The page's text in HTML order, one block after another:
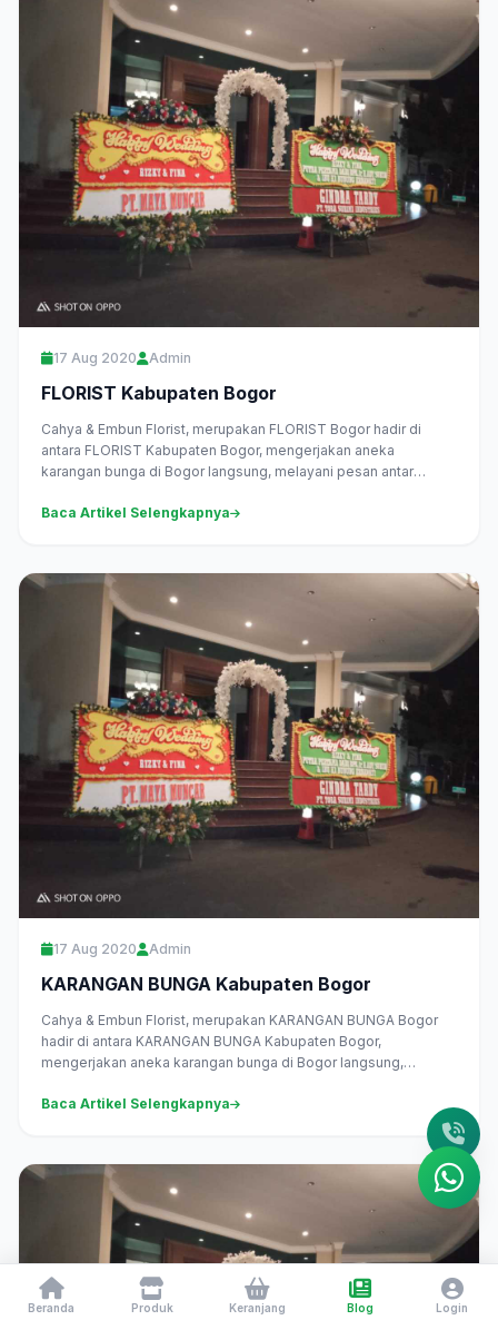
17 Aug 2020 Admin
FLORIST Kabupaten Bogor
Cahya & Embun Florist, merupakan FLORIST Bogor hadir di
antara FLORIST Kabupaten Bogor, mengerjakan aneka
karangan bunga di Bogor langsung, melayani pesan antar
Baca Artikel Selengkapnya
17 Aug 2020 Admin
KARANGAN BUNGA Kabupaten Bogor
Cahya & Embun Florist, merupakan KARANGAN BUNGA Bogor
hadir di antara KARANGAN BUNGA Kabupaten Bogor,
mengerjakan aneka karangan bunga di Bogor langsung,
Baca Artikel Selengkapnya
Beranda Produk Keranjang Blog Login